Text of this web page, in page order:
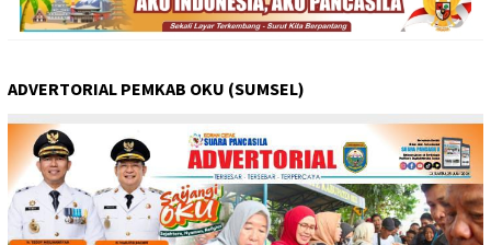
ADVERTORIAL PEMKAB OKU (SUMSEL)